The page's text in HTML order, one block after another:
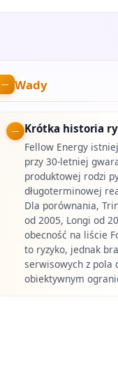
Wady
Krótka historia
Fellow Energy
przy 30-letniej
produktowej rodzi
długoterminowej
Dla porównania,
od 2005, Longi od
obecność na liście
to ryzyko, jednak
serwisowych z pola
obiektywnym